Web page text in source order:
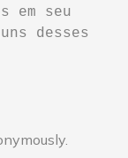
em seu
desses